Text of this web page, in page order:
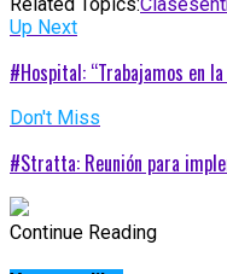
Up Next
#Hospital: “Trabajamos en
Don't Miss
#Stratta: Reunión para
Continue Reading